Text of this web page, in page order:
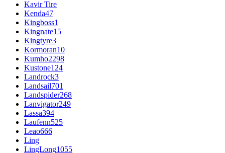
Kavir Tire
Kenda47
Kingboss1
Kingnate15
Kingtyre3
Kormoran10
Kumho2298
Kustone124
Landrock3
Landsail701
Landspider268
Lanvigator249
Lassa394
Laufenn525
Leao666
Ling
LingLong1055